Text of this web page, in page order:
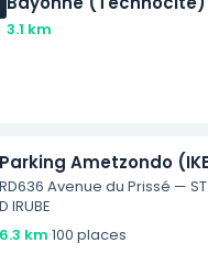
3.1 km
Parking Ametzondo
RD636 Avenue du Prissé — ST
D IRUBE
6.3 km·100 places